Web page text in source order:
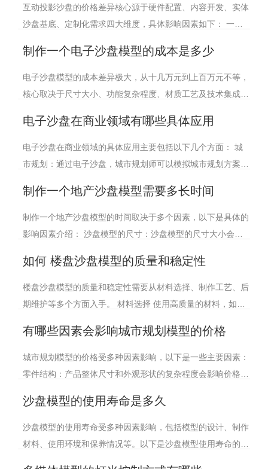
互动投影沙盘的价格差异核心源于硬件配置、内容开发、实体
沙盘基底、定制化需求四大维度，具体影响因素如下： 一、
单台约 2 万–5 万元，
制作一个电子沙盘模型的成本是多少
电子沙盘模型的成本差异极大，从十几万元到上百万元不等，
核心取决于尺寸大小、功能复杂程度、材质工艺及技术集成水
典型案例展开说明，方便清晰理解成本构成
电子沙盘在商业领域有哪些具体应用
电子沙盘在商业领域的具体应用主要包括以下几个方面： 城
市规划：通过电子沙盘，城市规划师可以模拟城市规划方案，
响等。同时，电子沙盘还可以根据需
制作一个地产沙盘模型需要多长时间
制作一个地产沙盘模型的时间取决于多个因素，以下是具体的
影响因素介绍： 沙盘模型的尺寸：沙盘模型的尺寸大小会影
作。 制作复杂程度：沙盘模
如何 楼盘沙盘模型的质量和稳定性
楼盘沙盘模型的质量和稳定性需要从材料选择、制作工艺、后
期维护等多个方面入手。 材料选择 使用高质量的材料，如坚
性和耐久性。 根据模型的
有哪些因素会影响城市规划模型的价格
城市规划模型的价格受多种因素影响，以下是一些主要因素：
零件结构：产品整体尺寸和外观形状的复杂程度会影响价格。
本。 零件材料：材料的难易
沙盘模型的使用寿命是多久
沙盘模型的使用寿命受多种因素影响，包括模型的设计、制作
材料、使用环境和保养情况等。以下是沙盘模型使用寿命的相